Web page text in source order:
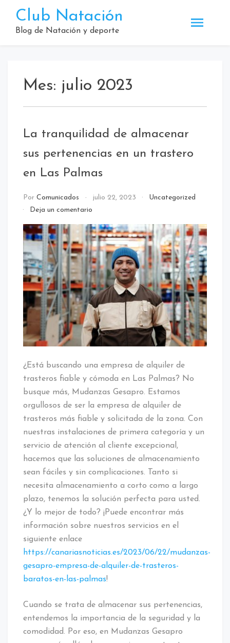
contenido
Club Natación
Blog de Natación y deporte
Mes: julio 2023
La tranquilidad de almacenar
sus pertenencias en un trastero
en Las Palmas
Por Comunicados julio 22, 2023
Uncategorized
Deja un comentarioen
tranquilidad
de
almacenar
sus
pertenencias
en
un
trastero
en
Las
Palmas
¿Está buscando una empresa de alquiler de
trasteros fiable y cómoda en Las Palmas? No
busque más, Mudanzas Gesapro. Estamos
orgullosos de ser la empresa de alquiler de
trasteros más fiable y solicitada de la zona. Con
nuestras instalaciones de primera categoría y un
servicio de atención al cliente excepcional,
hacemos que las soluciones de almacenamiento
sean fáciles y sin complicaciones. Tanto si
necesita almacenamiento a corto como a largo
plazo, tenemos la solución perfecta para usted.
¿Y lo mejor de todo? ¡Puede encontrar más
información sobre nuestros servicios en el
siguiente enlace
https://canariasnoticias.es/2023/06/22/mudanzas-
gesapro-empresa-de-alquiler-de-trasteros-
baratos-en-las-palmas!
Cuando se trata de almacenar sus pertenencias,
entendemos la importancia de la seguridad y la
comodidad. Por eso, en Mudanzas Gesapro